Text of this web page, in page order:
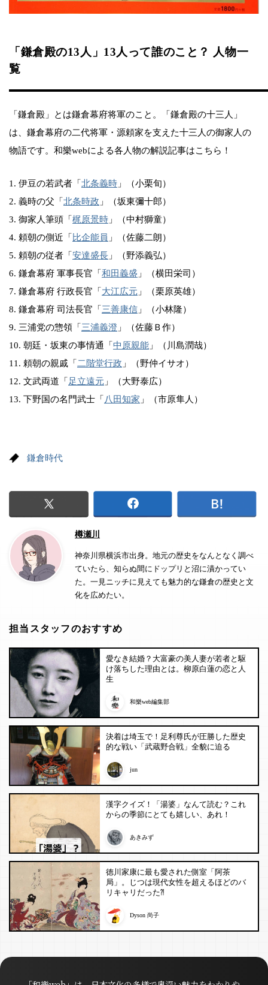
「鎌倉殿の13人」13人って誰のこと？ 人物一
覧
「鎌倉殿」とは鎌倉幕府将軍のこと。「鎌倉殿の十三人」
は、鎌倉幕府の二代将軍・源頼家を支えた十三人の御家人の
物語です。和樂webによる各人物の解説記事はこちら！
1. 伊豆の若武者「 北条義時 」（小栗旬）
2. 義時の父「 北条時政 」（坂東彌十郎）
3. 御家人筆頭「 梶原景時 」（中村獅童）
4. 頼朝の側近「 比企能員 」（佐藤二朗）
5. 頼朝の従者「 安達盛長 」（野添義弘）
6. 鎌倉幕府 軍事長官「 和田義盛 」（横田栄司）
7. 鎌倉幕府 行政長官「 大江広元 」（栗原英雄）
8. 鎌倉幕府 司法長官「 三善康信 」（小林隆）
9. 三浦党の惣領「 三浦義澄 」（佐藤Ｂ作）
10. 朝廷・坂東の事情通「 中原親能 」（川島潤哉）
11. 頼朝の親戚「 二階堂行政 」（野仲イサオ）
12. 文武両道「 足立遠元 」（大野泰広）
13. 下野国の名門武士「 八田知家 」（市原隼人）
鎌倉時代
樽瀬川
神奈川県横浜市出身。地元の歴史をなんとなく調べ
ていたら、知らぬ間にドップリと沼に漬かってい
た。一見ニッチに見えても魅力的な鎌倉の歴史と文
化を広めたい。
担当スタッフのおすすめ
愛なき結婚？大富豪の美人妻が若者と駆
け落ちした理由とは。柳原白蓮の恋と人
生
和樂web編集部
決着は埼玉で！足利尊氏が圧勝した歴史
的な戦い「武蔵野合戦」全貌に迫る
jun
漢字クイズ！「湯婆」なんて読む？これ
からの季節にとても嬉しい、あれ！
あきみず
徳川家康に最も愛された側室「阿茶
局」。じつは現代女性を超えるほどのバ
リキャリだった⁈
Dyson 尚子